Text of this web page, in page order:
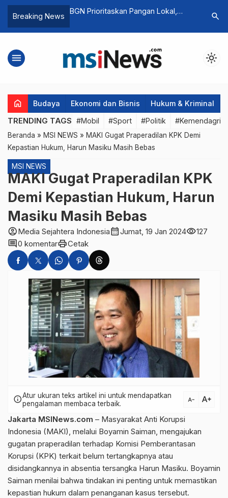
Breaking News
Dibalas Allah’
BGN Prioritaskan Pangan Lokal,
Pasokan Beras
Obat
Perketat
search
menu light_mode
home Budaya Ekonomi dan Bisnis Hukum & Kriminal
TRENDING TAGS #Mobil #Sport #Politik #Kemendagri
Beranda » MSI NEWS » MAKI Gugat Praperadilan KPK Demi
Kepastian Hukum, Harun Masiku Masih Bebas
MSI NEWS
MAKI Gugat Praperadilan KPK
Demi Kepastian Hukum, Harun
Masiku Masih Bebas
account_circleMedia Sejahtera Indonesiacalendar_monthJumat, 19 Jan 2024visibility127
comment0 komentarprintCetak
infoAtur ukuran teks artikel ini untuk mendapatkan
pengalaman membaca terbaik.
text_decrease text_increase
Jakarta MSINews.com – Masyarakat Anti Korupsi
Indonesia (MAKI), melalui Boyamin Saiman, mengajukan
gugatan praperadilan terhadap Komisi Pemberantasan
Korupsi (KPK) terkait belum tertangkapnya atau
disidangkannya in absentia tersangka Harun Masiku. Boyamin
Saiman menilai bahwa tindakan ini penting untuk memastikan
kepastian hukum dalam penanganan kasus tersebut.